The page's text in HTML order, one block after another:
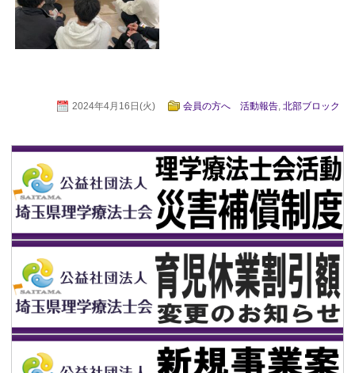
2024年4月16日(火) 会員の方へ 活動報告, 北部ブロック